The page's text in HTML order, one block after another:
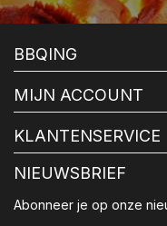
BBQING
MIJN ACCOUNT
KLANTENSERVICE
NIEUWSBRIEF
Abonneer je op onze